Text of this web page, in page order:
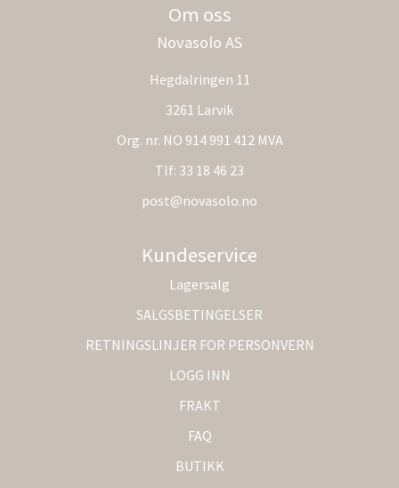
Om oss
Novasolo AS
Hegdalringen 11
3261 Larvik
Org. nr. NO 914 991 412 MVA
Tlf: 33 18 46 23
post@novasolo.no
Kundeservice
Lagersalg
SALGSBETINGELSER
RETNINGSLINJER FOR PERSONVERN
LOGG INN
FRAKT
FAQ
BUTIKK